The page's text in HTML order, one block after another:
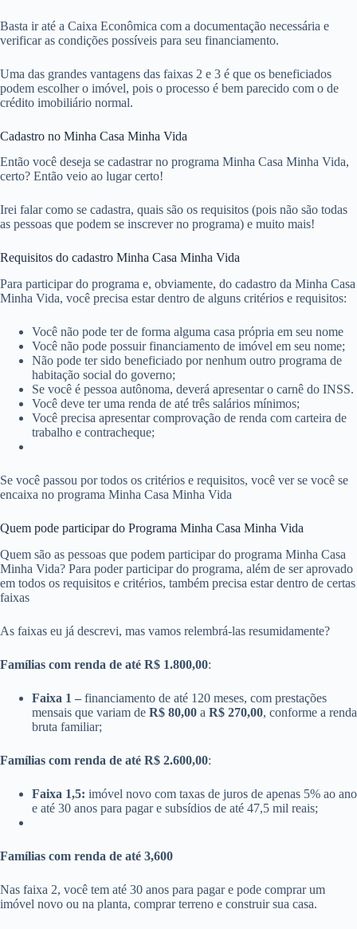
Basta ir até a Caixa Econômica com a documentação necessária e
verificar as condições possíveis para seu financiamento.
Uma das grandes vantagens das faixas 2 e 3 é que os beneficiados
podem escolher o imóvel, pois o processo é bem parecido com o de
crédito imobiliário normal.
Cadastro no Minha Casa Minha Vida
Então você deseja se cadastrar no programa Minha Casa Minha Vida,
certo? Então veio ao lugar certo!
Irei falar como se cadastra, quais são os requisitos (pois não são todas
as pessoas que podem se inscrever no programa) e muito mais!
Requisitos do cadastro Minha Casa Minha Vida
Para participar do programa e, obviamente, do cadastro da Minha Casa
Minha Vida, você precisa estar dentro de alguns critérios e requisitos:
Você não pode ter de forma alguma casa própria em seu nome
Você não pode possuir financiamento de imóvel em seu nome;
Não pode ter sido beneficiado por nenhum outro programa de
habitação social do governo;
Se você é pessoa autônoma, deverá apresentar o carnê do INSS.
Você deve ter uma renda de até três salários mínimos;
Você precisa apresentar comprovação de renda com carteira de
trabalho e contracheque;
Se você passou por todos os critérios e requisitos, você ver se você se
encaixa no programa Minha Casa Minha Vida
Quem pode participar do Programa Minha Casa Minha Vida
Quem são as pessoas que podem participar do programa Minha Casa
Minha Vida? Para poder participar do programa, além de ser aprovado
em todos os requisitos e critérios, também precisa estar dentro de certas
faixas
As faixas eu já descrevi, mas vamos relembrá-las resumidamente?
Famílias com renda de até R$ 1.800,00:
Faixa 1 – financiamento de até 120 meses, com prestações
mensais que variam de R$ 80,00 a R$ 270,00, conforme a renda
bruta familiar;
Famílias com renda de até R$ 2.600,00:
Faixa 1,5: imóvel novo com taxas de juros de apenas 5% ao ano
e até 30 anos para pagar e subsídios de até 47,5 mil reais;
Famílias com renda de até 3,600
Nas faixa 2, você tem até 30 anos para pagar e pode comprar um
imóvel novo ou na planta, comprar terreno e construir sua casa.